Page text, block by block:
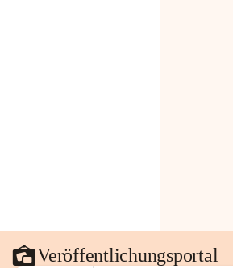
Veröffentlichungsportal